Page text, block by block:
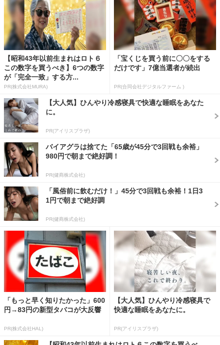
【昭和43年以前生まれはロト６
この数字を買うべき】6つの数字
が「完全一致」する方...
PR(株式会社MURA)
「宝くじを買う前に〇〇をする
だけです」7億当選者が続出
PR(合同会社デジタルファーム )
【大人気】ひんやり冷感寝具で快適な睡眠をあなた
に。
PR(アイリスプラザ)
バイアグラは捨てた「65歳が45分で3回戦も余裕」
980円で朝まで絶好調！
PR(健商株式会社)
「風俗前に飲むだけ！」45分で3回戦も余裕！1日3
1円で朝まで絶好調
PR(健商株式会社)
「もっと早く知りたかった」600
円→83円の新型タバコが大反響
PR(株式会社HAL)
【大人気】ひんやり冷感寝具で
快適な睡眠をあなたに。
PR(アイリスプラザ)